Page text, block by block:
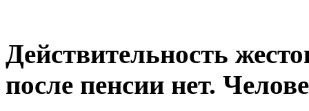
Действительность
после пенсии нет.